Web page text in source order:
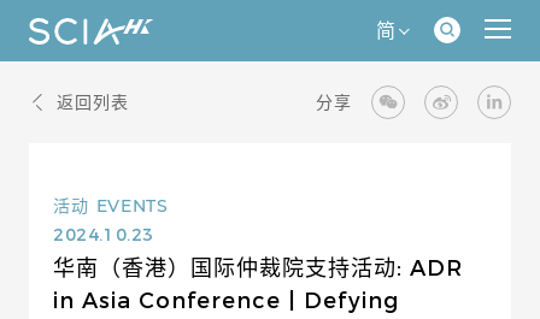
简
返回列表 分享
活动 EVENTS
2024.10.23
华南（香港）国际仲裁院支持活动: ADR
in Asia Conference | Defying